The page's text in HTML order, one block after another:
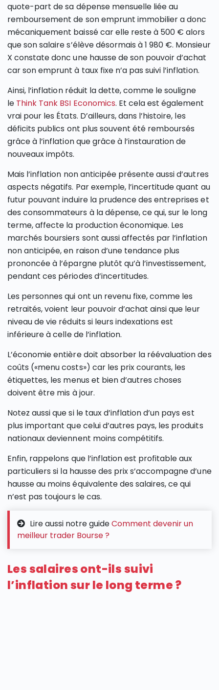
quote-part de sa dépense mensuelle liée au
remboursement de son emprunt immobilier a donc
mécaniquement baissé car elle reste à 500 € alors
que son salaire s’élève désormais à 1 980 €. Monsieur
X constate donc une hausse de son pouvoir d’achat
car son emprunt à taux fixe n’a pas suivi l’inflation.
Ainsi, l’inflation réduit la dette, comme le souligne
le Think Tank BSI Economics. Et cela est également
vrai pour les États. D’ailleurs, dans l’histoire, les
déficits publics ont plus souvent été remboursés
grâce à l’inflation que grâce à l’instauration de
nouveaux impôts.
Mais l’inflation non anticipée présente aussi d’autres
aspects négatifs. Par exemple, l’incertitude quant au
futur pouvant induire la prudence des entreprises et
des consommateurs à la dépense, ce qui, sur le long
terme, affecte la production économique. Les
marchés boursiers sont aussi affectés par l’inflation
non anticipée, en raison d’une tendance plus
prononcée à l’épargne plutôt qu’à l’investissement,
pendant ces périodes d’incertitudes.
Les personnes qui ont un revenu fixe, comme les
retraités, voient leur pouvoir d’achat ainsi que leur
niveau de vie réduits si leurs indexations est
inférieure à celle de l’inflation.
L’économie entière doit absorber la réévaluation des
coûts («menu costs») car les prix courants, les
étiquettes, les menus et bien d’autres choses
doivent être mis à jour.
Notez aussi que si le taux d’inflation d’un pays est
plus important que celui d’autres pays, les produits
nationaux deviennent moins compétitifs.
Enfin, rappelons que l’inflation est profitable aux
particuliers si la hausse des prix s’accompagne d’une
hausse au moins équivalente des salaires, ce qui
n’est pas toujours le cas.
Lire aussi notre guideComment devenir un
meilleur trader Bourse ?
Les salaires ont-ils suivi
l’inflation sur le long terme ?